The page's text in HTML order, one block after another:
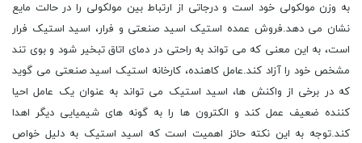
به وزن مولکولی خود است و درجاتی از ارتباط بین مولکولی را در حالت مایع
نشان می دهد.فروش عمده استیک اسید صنعتی و فرار، اسید استیک فرار
است، به این معنی که می تواند به راحتی در دمای اتاق تبخیر شود و بوی تند
مشخص خود را آزاد کند.عامل کاهنده، کارخانه استیک اسید صنعتی می گوید
که در برخی از واکنش ها، اسید استیک می تواند به عنوان یک عامل احیا
کننده ضعیف عمل کند و الکترون ها را به گونه های شیمیایی دیگر اهدا
کند.توجه به این نکته حائز اهمیت است که اسید استیک به دلیل خواص